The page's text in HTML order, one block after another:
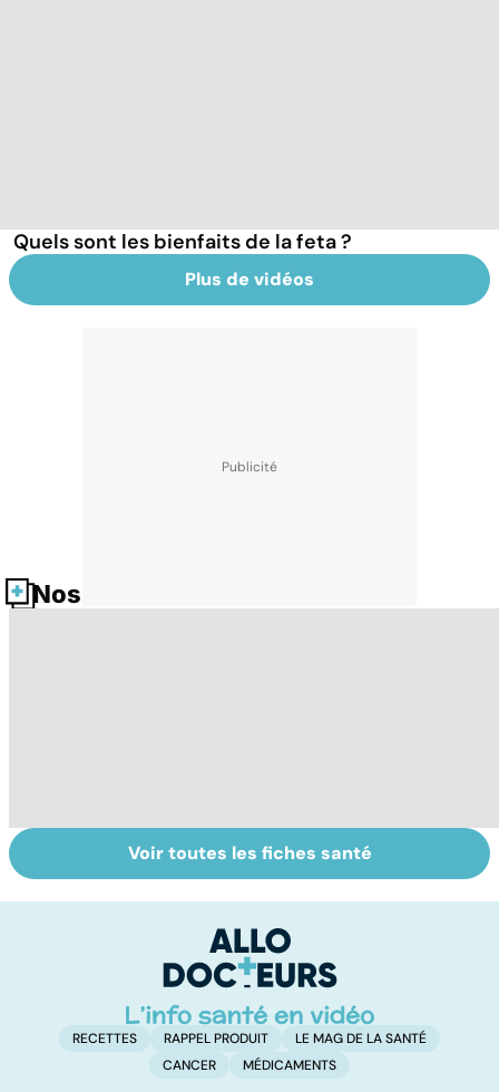
Quels sont les bienfaits de la feta ?
Plus de vidéos
Nos fiches santé
Tout savoir sur
les infections
Inflammation des
amygdales : que
d'angine ?
Voir toutes les fiches santé
RECETTES RAPPEL PRODUIT
LE MAG DE LA SANTÉ
CANCER
MÉDICAMENTS